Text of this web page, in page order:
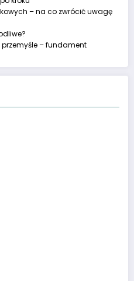
– na co zwrócić uwagę
– fundament